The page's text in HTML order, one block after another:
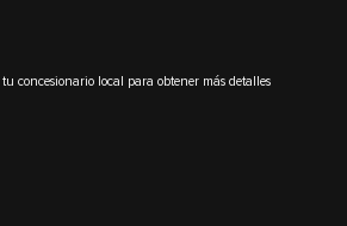
concesionario local para obtener más detalles